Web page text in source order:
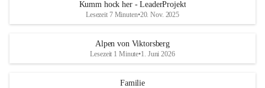
Kumm hock her - LeaderProjekt
Lesezeit 7 Minuten•20. Nov. 2025
Alpen von Viktorsberg
Lesezeit 1 Minute•1. Juni 2026
Familie